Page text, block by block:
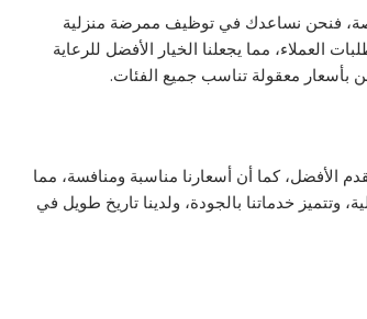
فنحن نساعدك في توظيف ممرضة منزلية
العملاء، مما يجعلنا الخيار الأفضل للرعاية
بأسعار معقولة تناسب جميع الفئات.
الأفضل، كما أن أسعارنا مناسبة ومنافسة، مما
وتتميز خدماتنا بالجودة، ولدينا تاريخ طويل في